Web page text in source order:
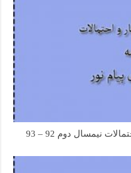
دانلود رایگان نمونه سوال آمار و احتمالات نیمسال دوم 92 – 93